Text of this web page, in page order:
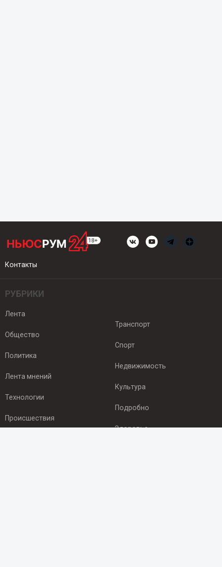
Контакты
РУБРИКИ
Лента
Общество
Политика
Лента мнений
Технологии
Происшествия
Транспорт
Спорт
Недвижимость
Культура
Подробно
Здоровье